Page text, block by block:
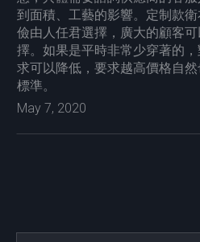
到面積、工藝的影響。定制款
儉由人任君選擇，廣大的顧客
擇。如果是平時非常少穿著的
求可以降低，要求越高價格自
標準。
May 7, 2020